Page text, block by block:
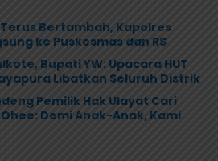
Bertambah, Kapolres
ke Puskesmas dan RS
Bupati YW: Upacara HUT
Libatkan Seluruh Distrik
Pemilik Hak Ulayat Cari
Demi Anak-Anak, Kami